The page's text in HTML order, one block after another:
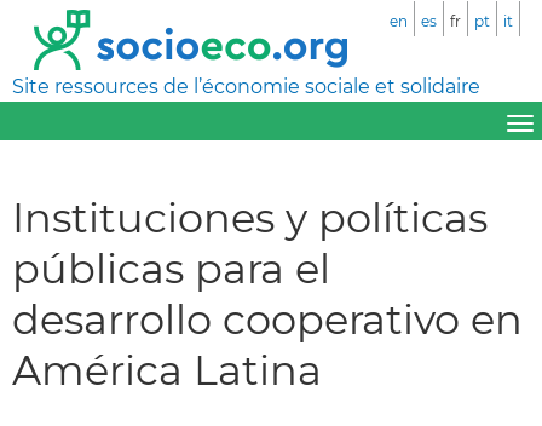
Site ressources de l’économie sociale et solidaire
en es fr pt it
Instituciones y políticas
públicas para el
desarrollo cooperativo en
América Latina